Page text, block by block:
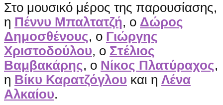
Στο μουσικό μέρος της παρουσίασης,
η Πέννυ Μπαλτατζή, ο Δώρος
Δημοσθένους, ο Γιώργης
Χριστοδούλου, ο Στέλιος
Βαμβακάρης, ο Νίκος Πλατύραχος,
η Βίκυ Καρατζόγλου και η Λένα
Αλκαίου.